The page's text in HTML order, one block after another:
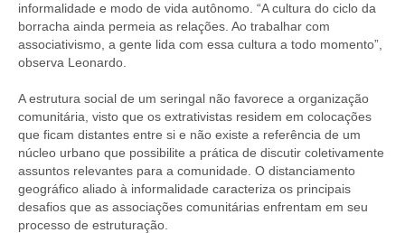
informalidade e modo de vida autônomo. “A cultura do ciclo da
borracha ainda permeia as relações. Ao trabalhar com
associativismo, a gente lida com essa cultura a todo momento”,
observa Leonardo.
A estrutura social de um seringal não favorece a organização
comunitária, visto que os extrativistas residem em colocações
que ficam distantes entre si e não existe a referência de um
núcleo urbano que possibilite a prática de discutir coletivamente
assuntos relevantes para a comunidade. O distanciamento
geográfico aliado à informalidade caracteriza os principais
desafios que as associações comunitárias enfrentam em seu
processo de estruturação.